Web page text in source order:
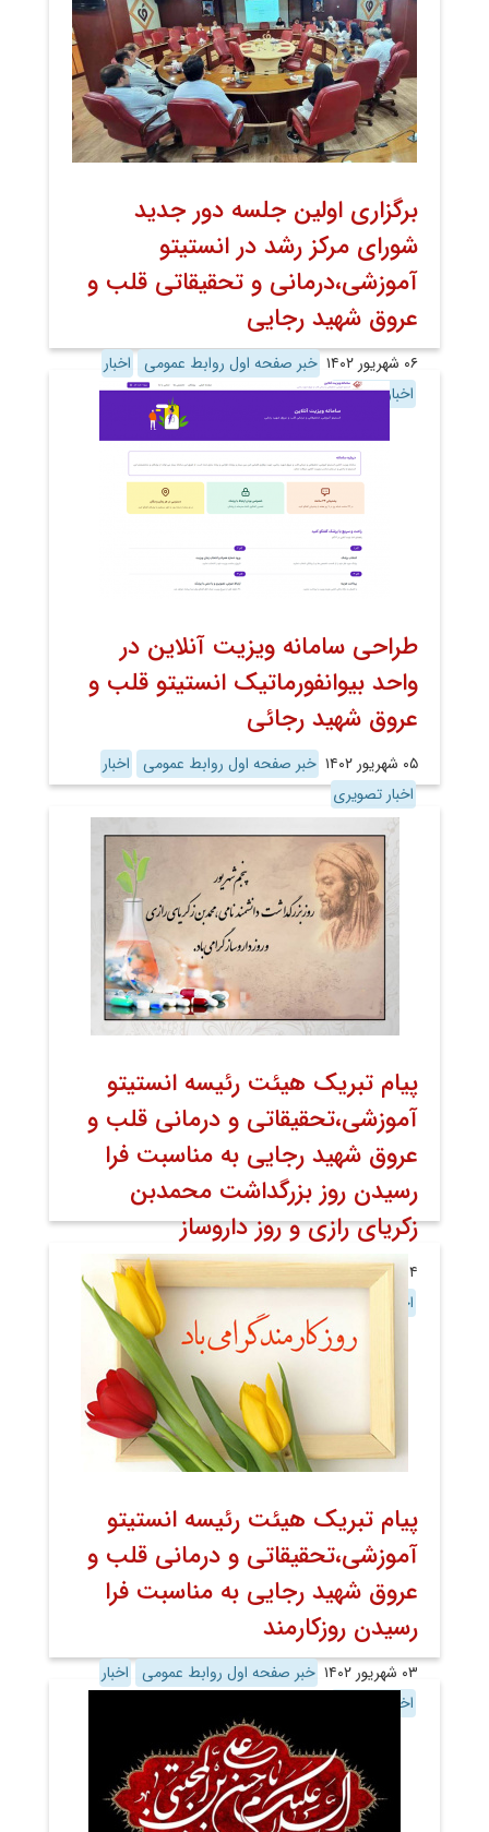
برگزاری اولین جلسه دور جدید
شورای مرکز رشد در انستیتو
آموزشی،درمانی و تحقیقاتی قلب و
عروق شهید رجایی
۰۶ شهریور ۱۴۰۲ خبر صفحه اول روابط عمومی اخبار
اخبار تصویری
طراحی سامانه ویزیت آنلاین در
واحد بیوانفورماتیک انستیتو قلب و
عروق شهید رجائی
۰۵ شهریور ۱۴۰۲ خبر صفحه اول روابط عمومی اخبار
اخبار تصویری
پیام تبریک هیئت رئیسه انستیتو
آموزشی،تحقیقاتی و درمانی قلب و
عروق شهید رجایی به مناسبت فرا
رسیدن روز بزرگداشت محمدبن
زکریای رازی و روز داروساز
۰۴ شهریور ۱۴۰۲ خبر صفحه اول روابط عمومی اخبار
اخبار تصویری
پیام تبریک هیئت رئیسه انستیتو
آموزشی،تحقیقاتی و درمانی قلب و
عروق شهید رجایی به مناسبت فرا
رسیدن روزکارمند
۰۳ شهریور ۱۴۰۲ خبر صفحه اول روابط عمومی اخبار
اخبار تصویری